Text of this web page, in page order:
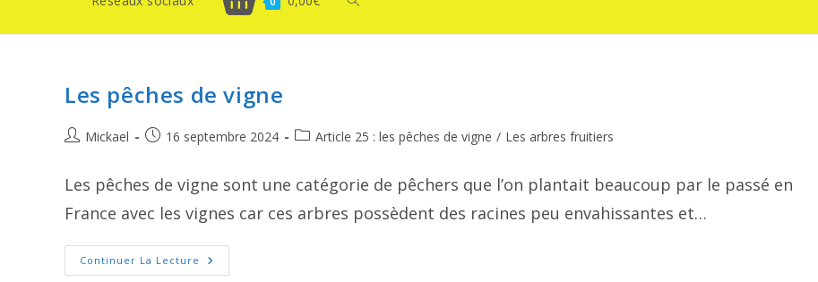
search
Les pêches de vigne
Auteur/autrice
publication :
Mickael
Publication
16 septembre 2024
PostArticle 25 : les pêches de vigne / Les arbres fruitiers
Les pêches de vigne sont une catégorie de pêchers que l’on plantait beaucoup par le passé en
France avec les vignes car ces arbres possèdent des racines peu envahissantes et…
Continuer La Lecture Les
Pêches